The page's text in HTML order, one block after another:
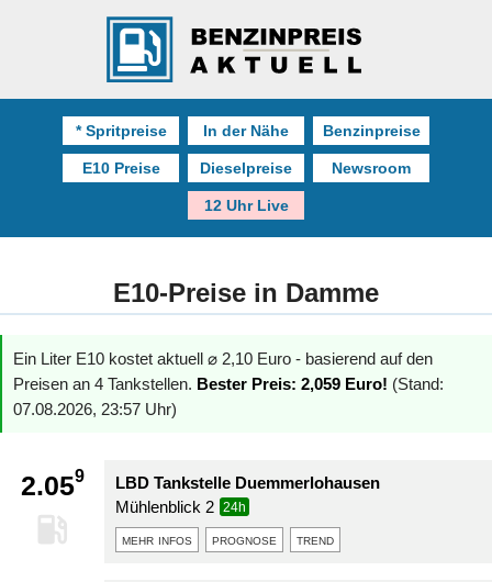
* Spritpreise In der Nähe Benzinpreise
E10 Preise Dieselpreise Newsroom
12 Uhr Live
E10-Preise in Damme
Ein Liter E10 kostet aktuell ⌀ 2,10 Euro - basierend auf den
Preisen an 4 Tankstellen. Bester Preis: 2,059 Euro! (Stand:
07.08.2026, 23:57 Uhr)
2.059
LBD Tankstelle Duemmerlohausen
Mühlenblick 2
24h
mehr infos prognose trend